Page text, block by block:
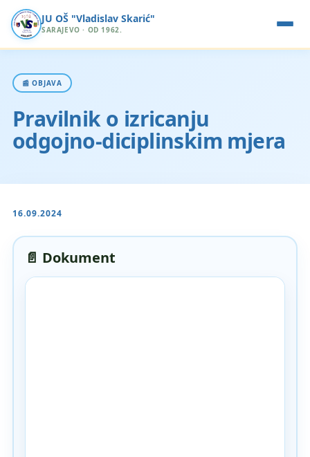
JU OŠ "Vladislav Skarić"
SARAJEVO · OD 1962.
📰 OBJAVA
Pravilnik o izricanju
odgojno-diciplinskim mjera
16.09.2024
📄 Dokument